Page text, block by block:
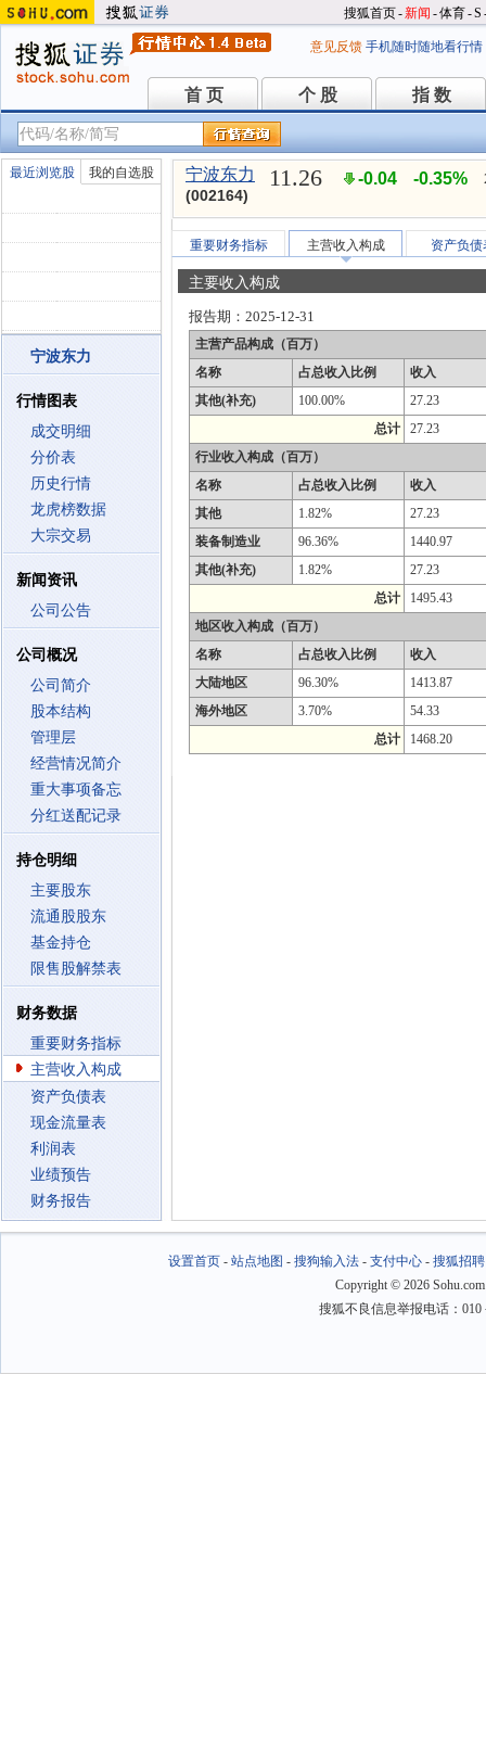
搜狐首页-新闻 -体育-S
意见反馈 手机随时随地看行情
首 页
首 页 个 股
个 股 指 数
指 数
最近浏览股 我的自选股
宁波东力
行情图表
成交明细
分价表
历史行情
龙虎榜数据
大宗交易
新闻资讯
公司公告
公司概况
公司简介
股本结构
管理层
经营情况简介
重大事项备忘
分红送配记录
持仓明细
主要股东
流通股股东
基金持仓
限售股解禁表
财务数据
重要财务指标
主营收入构成
资产负债表
现金流量表
利润表
业绩预告
财务报告
宁波东力
(002164)
11.26 -0.04 -0.35%
重要财务指标 主营收入构成 资产负债
主要收入构成
报告期： 2025-12-31
主营产品构成（百万）
名称
占总收入比例
收入
其他(补充)
100.00%
27.23
总计
27.23
行业收入构成（百万）
名称
占总收入比例
收入
其他
1.82%
27.23
装备制造业
96.36%
1440.97
其他(补充)
1.82%
27.23
总计
1495.43
地区收入构成（百万）
名称
占总收入比例
收入
大陆地区
96.30%
1413.87
海外地区
3.70%
54.33
总计
1468.20
设置首页- 站点地图 - 搜狗输入法- 支付中心- 搜狐招聘
Copyright © 2026
搜狐不良信息举报电话：010